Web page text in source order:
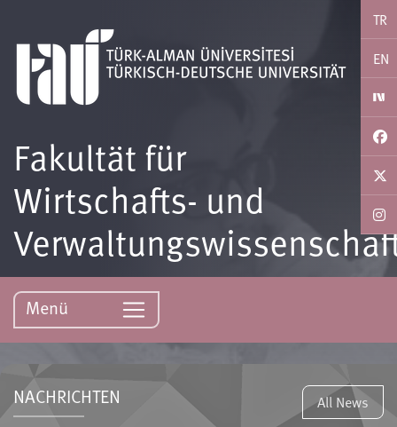
TR
EN
Fakultät für
Wirtschafts- und
Menü
NACHRICHTEN All News